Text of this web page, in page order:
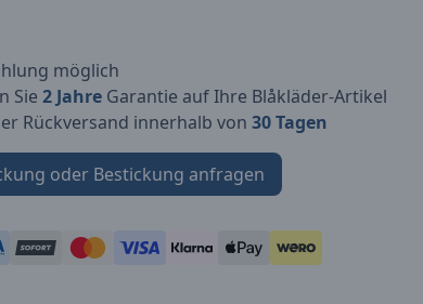
möglich
Sie 2 Jahre Garantie auf Ihre Blåkläder-Artikel
Rückversand innerhalb von 30 Tagen
oder Bestickung anfragen